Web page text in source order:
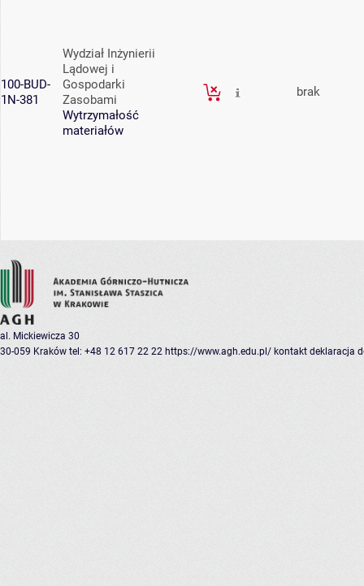
100-BUD-
1N-381
Wydział Inżynierii
Lądowej i
Gospodarki
Zasobami
Wytrzymałość
materiałów
brak
al. Mickiewicza 30
30-059 Kraków tel: +48 12 617 22 22 https://www.agh.edu.pl/ kontakt deklaracja